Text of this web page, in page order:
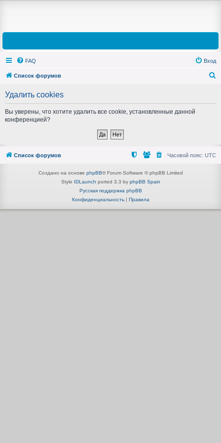
FAQ Вход
Список форумов
Удалить cookies
Вы уверены, что хотите удалить все cookie, установленные данной
конференцией?
Список форумов Часовой пояс: UTC
Создано на основе phpBB® Forum Software © phpBB Limited
Style IDLaunch ported 3.3 by phpBB Spain
Русская поддержка phpBB
Конфиденциальность| Правила